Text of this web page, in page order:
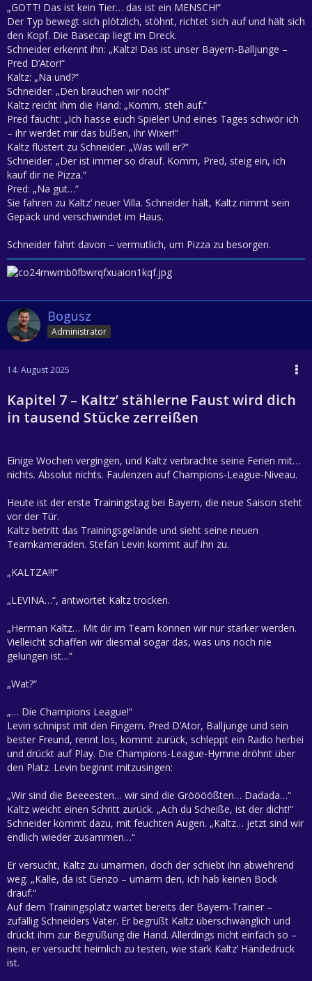
„GOTT! Das ist kein Tier… das ist ein MENSCH!“
Der Typ bewegt sich plötzlich, stöhnt, richtet sich auf und hält sich
den Kopf. Die Basecap liegt im Dreck.
Schneider erkennt ihn: „Kaltz! Das ist unser Bayern-Balljunge –
Pred D’Ator!“
Kaltz: „Na und?“
Schneider: „Den brauchen wir noch!“
Kaltz reicht ihm die Hand: „Komm, steh auf.“
Pred faucht: „Ich hasse euch Spieler! Und eines Tages schwör ich
– ihr werdet mir das büßen, ihr Wixer!“
Kaltz flüstert zu Schneider: „Was will er?“
Schneider: „Der ist immer so drauf. Komm, Pred, steig ein, ich
kauf dir ne Pizza.“
Pred: „Na gut…“
Sie fahren zu Kaltz’ neuer Villa. Schneider hält, Kaltz nimmt sein
Gepäck und verschwindet im Haus.
Schneider fährt davon – vermutlich, um Pizza zu besorgen.
Bogusz
Administrator
14. August 2025
Kapitel 7 – Kaltz’ stählerne Faust wird dich
in tausend Stücke zerreißen
Einige Wochen vergingen, und Kaltz verbrachte seine Ferien mit…
nichts. Absolut nichts. Faulenzen auf Champions-League-Niveau.
Heute ist der erste Trainingstag bei Bayern, die neue Saison steht
vor der Tür.
Kaltz betritt das Trainingsgelände und sieht seine neuen
Teamkameraden. Stefan Levin kommt auf ihn zu.
„KALTZA!!!“
„LEVINA…“, antwortet Kaltz trocken.
„Herman Kaltz… Mit dir im Team können wir nur stärker werden.
Vielleicht schaffen wir diesmal sogar das, was uns noch nie
gelungen ist…“
„Wat?“
„… Die Champions League!“
Levin schnipst mit den Fingern. Pred D’Ator, Balljunge und sein
bester Freund, rennt los, kommt zurück, schleppt ein Radio herbei
und drückt auf Play. Die Champions-League-Hymne dröhnt über
den Platz. Levin beginnt mitzusingen:
„Wir sind die Beeeesten… wir sind die Gröööößten… Dadada…“
Kaltz weicht einen Schritt zurück. „Ach du Scheiße, ist der dicht!“
Schneider kommt dazu, mit feuchten Augen. „Kaltz… jetzt sind wir
endlich wieder zusammen…“
Er versucht, Kaltz zu umarmen, doch der schiebt ihn abwehrend
weg. „Kalle, da ist Genzo – umarm den, ich hab keinen Bock
drauf.“
Auf dem Trainingsplatz wartet bereits der Bayern-Trainer –
zufällig Schneiders Vater. Er begrüßt Kaltz überschwänglich und
drückt ihm zur Begrüßung die Hand. Allerdings nicht einfach so –
nein, er versucht heimlich zu testen, wie stark Kaltz’ Händedruck
ist.